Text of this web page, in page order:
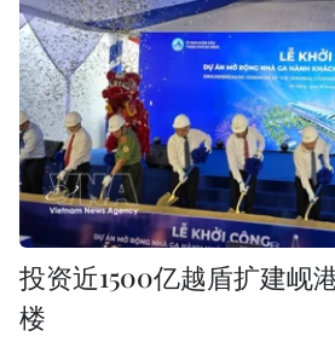
投资近1500亿越盾扩建岘
楼